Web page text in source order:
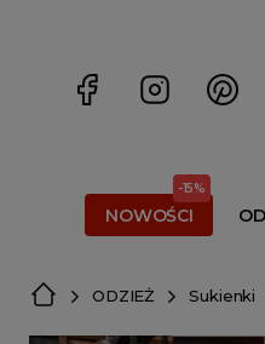
NOWOŚCI
-15%
ODZIEŻ Sukienki